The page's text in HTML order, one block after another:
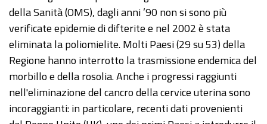
della Sanità (OMS), dagli anni ’90 non si sono più
verificate epidemie di difterite e nel 2002 è stata
eliminata la poliomielite. Molti Paesi (29 su 53) della
Regione hanno interrotto la trasmissione endemica del
morbillo e della rosolia. Anche i progressi raggiunti
nell'eliminazione del cancro della cervice uterina sono
incoraggianti: in particolare, recenti dati provenienti